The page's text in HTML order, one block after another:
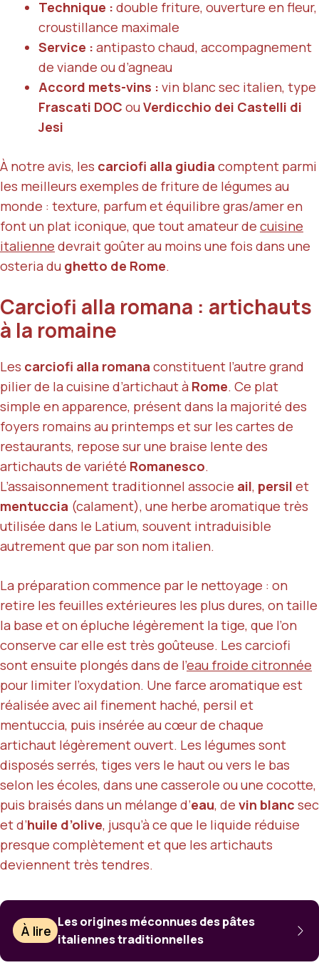
Technique : double friture, ouverture en fleur,
croustillance maximale
Service : antipasto chaud, accompagnement
de viande ou d’agneau
Accord mets-vins : vin blanc sec italien, type
Frascati DOC ou Verdicchio dei Castelli di
Jesi
À notre avis, les carciofi alla giudia comptent parmi
les meilleurs exemples de friture de légumes au
monde : texture, parfum et équilibre gras/amer en
font un plat iconique, que tout amateur de cuisine
italienne devrait goûter au moins une fois dans une
osteria du ghetto de Rome.
Carciofi alla romana : artichauts
à la romaine
Les carciofi alla romana constituent l’autre grand
pilier de la cuisine d’artichaut à Rome. Ce plat
simple en apparence, présent dans la majorité des
foyers romains au printemps et sur les cartes de
restaurants, repose sur une braise lente des
artichauts de variété Romanesco.
L’assaisonnement traditionnel associe ail, persil et
mentuccia (calament), une herbe aromatique très
utilisée dans le Latium, souvent intraduisible
autrement que par son nom italien.
La préparation commence par le nettoyage : on
retire les feuilles extérieures les plus dures, on taille
la base et on épluche légèrement la tige, que l’on
conserve car elle est très goûteuse. Les carciofi
sont ensuite plongés dans de l’eau froide citronnée
pour limiter l’oxydation. Une farce aromatique est
réalisée avec ail finement haché, persil et
mentuccia, puis insérée au cœur de chaque
artichaut légèrement ouvert. Les légumes sont
disposés serrés, tiges vers le haut ou vers le bas
selon les écoles, dans une casserole ou une cocotte,
puis braisés dans un mélange d’eau, de vin blanc sec
et d’huile d’olive, jusqu’à ce que le liquide réduise
presque complètement et que les artichauts
deviennent très tendres.
À lire
Les origines méconnues des pâtes
italiennes traditionnelles